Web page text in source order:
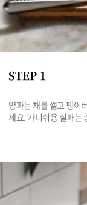
STEP 1
양파는 채를 썰고 팽이
세요. 가니쉬용 실파는